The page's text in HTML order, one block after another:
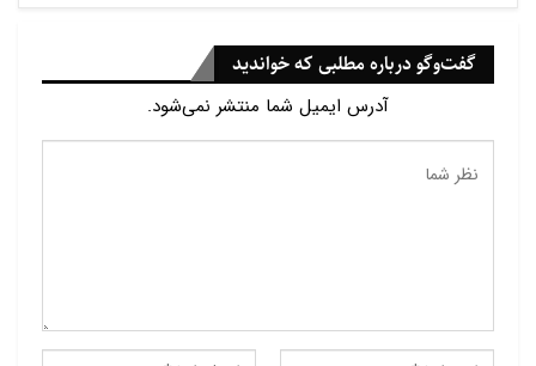
گفت‌وگو درباره مطلبی که خواندید
آدرس ایمیل شما منتشر نمی‌شود.